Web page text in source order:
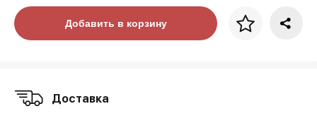
Цена за багетДобавить в корзину
Доставка